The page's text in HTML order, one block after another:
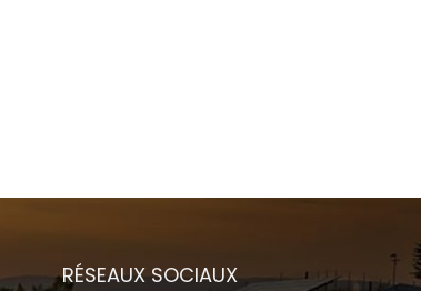
RÉSEAUX SOCIAUX